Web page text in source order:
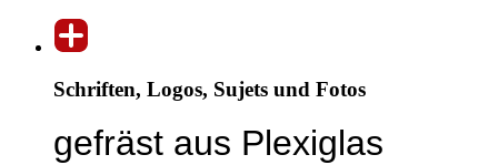
Schriften, Logos, Sujets und Fotos
gefräst aus Plexiglas